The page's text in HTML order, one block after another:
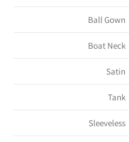
Ball Gown
Boat Neck
Satin
Tank
Sleeveless